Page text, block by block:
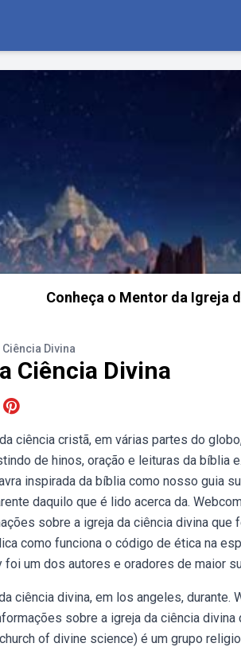
Conheça o Mentor da Igreja
Ciência Divina
Ciência Divina
ciência cristã, em várias partes do
de hinos, oração e leituras da bíblia
inspirada da bíblia como nosso guia
daquilo que é lido acerca da.
sobre a igreja da ciência divina que
como funciona o código de ética na
foi um dos autores e oradores de maior
ciência divina, em los angeles,
sobre a igreja da ciência
of divine science) é um grupo